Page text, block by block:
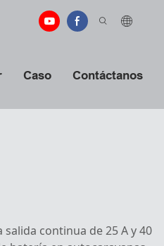
Caso Contáctanos
continua de 25 A y 40